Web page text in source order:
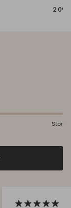
2 099
Stor